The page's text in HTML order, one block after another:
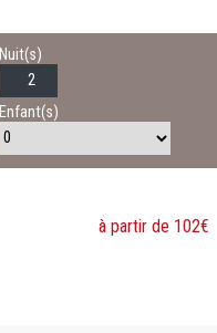
Nuit(s)
Enfant(s)
à partir de 102€